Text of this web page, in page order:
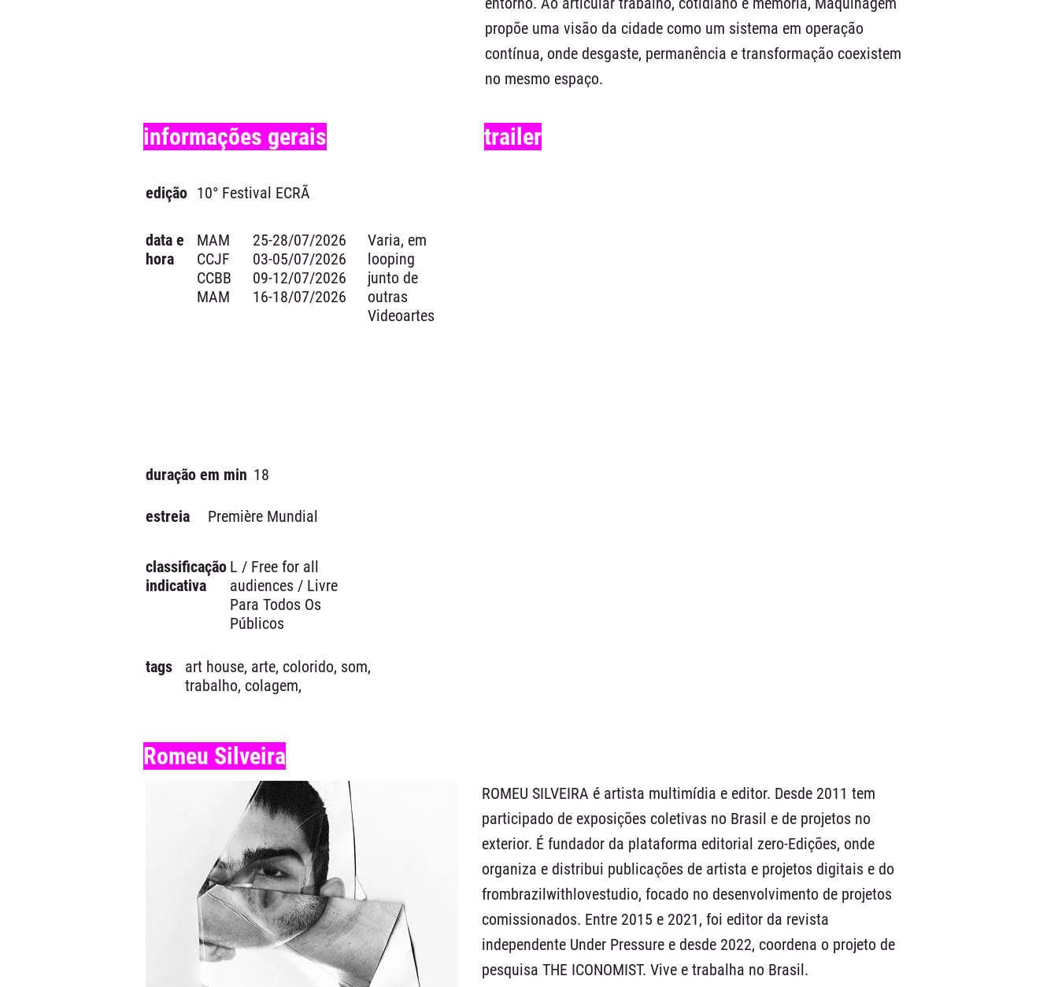
propõe uma visão da cidade como um sistema em operação
contínua, onde desgaste, permanência e transformação coexistem
no mesmo espaço.
informações gerais
edição 10° Festival ECRÃ
data e
hora
MAM
CCJF
CCBB
MAM
25-28/07/2026
03-05/07/2026
09-12/07/2026
16-18/07/2026
Varia, em
looping
junto de
outras
Videoartes
duração em min 18
estreia Première Mundial
classificação
indicativa
L / Free for all
audiences / Livre
Para Todos Os
Públicos
tags
art house, arte, colorido, som,
trabalho, colagem,
trailer
Romeu Silveira
ROMEU SILVEIRA é artista multimídia e editor. Desde 2011 tem
participado de exposições coletivas no Brasil e de projetos no
exterior. É fundador da plataforma editorial zero-Edições, onde
organiza e distribui publicações de artista e projetos digitais e do
frombrazilwithlovestudio, focado no desenvolvimento de projetos
comissionados. Entre 2015 e 2021, foi editor da revista
independente Under Pressure e desde 2022, coordena o projeto de
pesquisa THE ICONOMIST. Vive e trabalha no Brasil.